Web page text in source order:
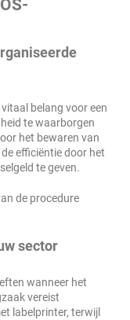
belang voor een
te waarborgen
het bewaren van
efficiëntie door het
te geven.
de procedure
sector
wanneer het
vereist
labelprinter, terwijl